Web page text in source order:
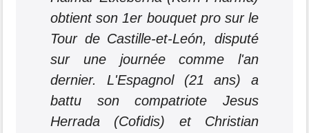
obtient son 1er bouquet pro sur le
Tour de Castille-et-León, disputé
sur une journée comme l'an
dernier. L'Espagnol (21 ans) a
battu son compatriote Jesus
Herrada (Cofidis) et Christian